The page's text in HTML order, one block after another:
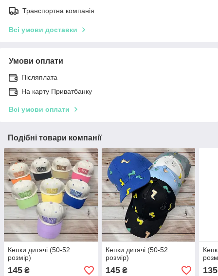
Транспортна компанія
Всі умови доставки
Умови оплати
Післяплата
На карту Приватбанку
Всі умови оплати
Подібні товари компанії
Кепки дитячі (50-52
розмір)
145 ₴
Кепки дитячі (50-52
розмір)
145₴ 135